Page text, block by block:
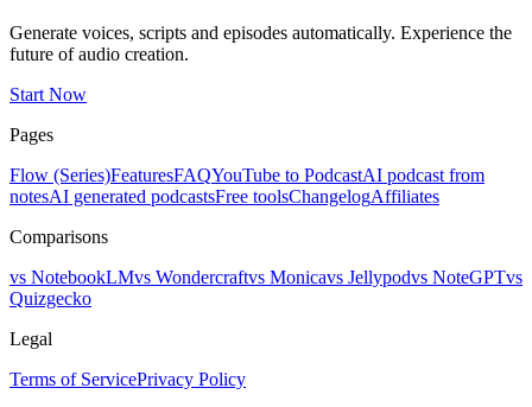
Generate voices, scripts and episodes automatically. Experience the
future of audio creation.
Start Now
Pages
Flow (Series)FeaturesFAQYouTube to PodcastAI podcast from
notesAI generated podcastsFree toolsChangelogAffiliates
Comparisons
vs NotebookLMvs Wondercraftvs Monicavs Jellypodvs NoteGPTvs
Quizgecko
Legal
Terms of ServicePrivacy Policy